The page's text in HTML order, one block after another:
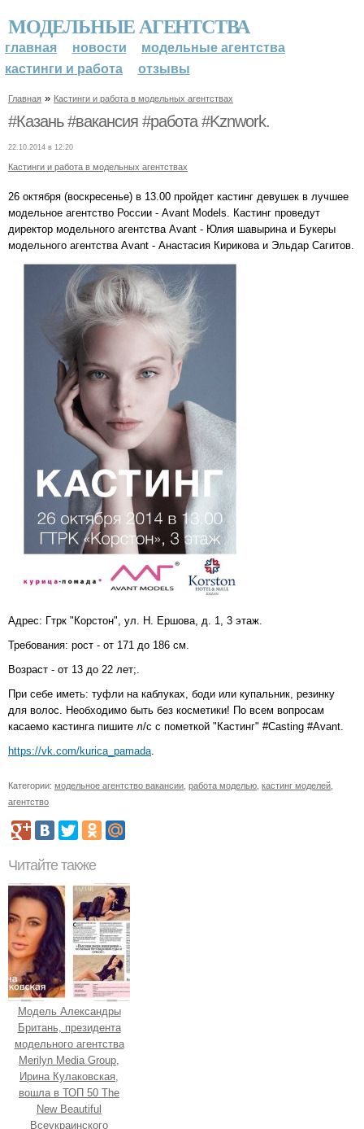
МОДЕЛЬНЫЕ АГЕНТСТВА
главная новости
модельные агентства
кастинги и работа
отзывы
Главная » Кастинги и работа в модельных агентствах
#Казань #вакансия #работа #Kznwork.
22.10.2014 в 12:20
Кастинги и работа в модельных агентствах
26 октября (воскресенье) в 13.00 пройдет кастинг девушек в лучшее
модельное агентство России - Avant Models. Кастинг проведут
директор модельного агентства Avant - Юлия шавырина и Букеры
модельного агентства Avant - Анастасия Кирикова и Эльдар Сагитов.
Адрес: Гтрк "Корстон", ул. Н. Ершова, д. 1, 3 этаж.
Требования: рост - от 171 до 186 см.
Возраст - от 13 до 22 лет;.
При себе иметь: туфли на каблуках, боди или купальник, резинку
для волос. Необходимо быть без косметики! По всем вопросам
касаемо кастинга пишите л/с с пометкой "Кастинг" #Casting #Avant.
https://vk.com/kurica_pamada
Категории: модельное агентство вакансии работа моделью кастинг моделей
агентство
Читайте также
Модель Александры
Британь, президента
модельного агентства
Merilyn Media Group,
Ирина Кулаковская,
вошла в ТОП 50 The
New Beautiful
Всеукраинского